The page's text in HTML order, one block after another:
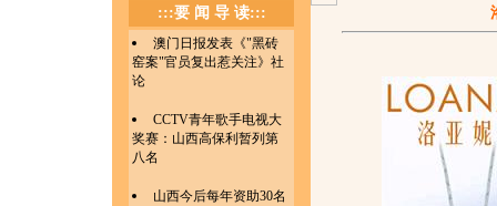
:::要 闻 导 读:::
澳门日报发表《"黑砖
窑案"官员复出惹关注》社
论
CCTV青年歌手电视大
奖赛：山西高保利暂列第
八名
山西今后每年资助30名